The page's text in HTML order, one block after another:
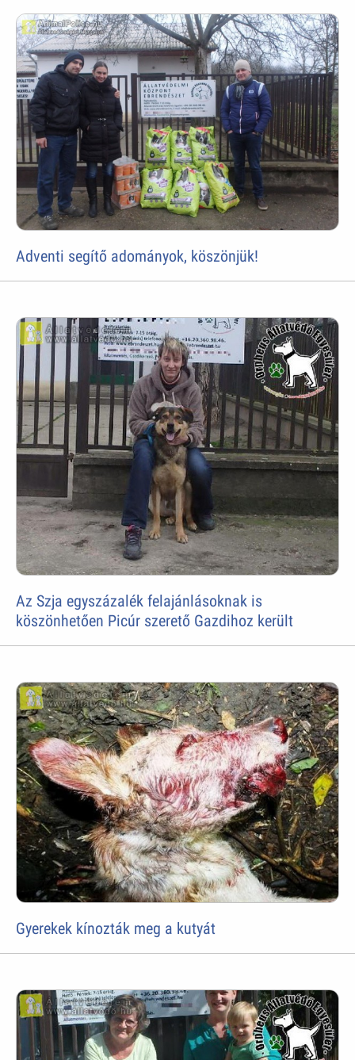
Adventi segítő adományok, köszönjük!
Az Szja egyszázalék felajánlásoknak is
köszönhetően Picúr szerető Gazdihoz került
Gyerekek kínozták meg a kutyát